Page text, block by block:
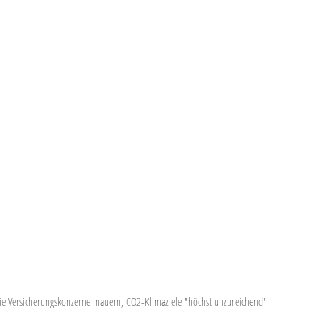
Versicherungskonzerne mauern, CO2-Klimaziele "höchst unzureichend"